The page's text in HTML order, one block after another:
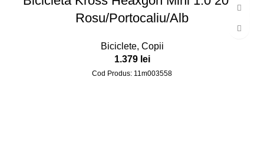
Rosu/portocaliu/alb
Biciclete, Copii
1.379 lei
Cod Produs: 11m003558